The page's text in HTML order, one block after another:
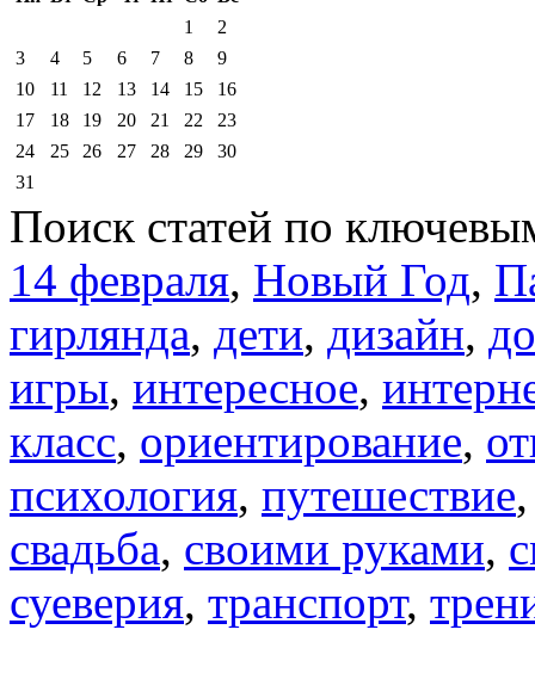
1
2
3
4 5 6 7 8
9
10
11 12 13 14 15
16
17
18 19 20 21 22
23
24
25 26 27 28 29
30
31
Поиск статей по
14 февраля, Новый Год,
гирлянда, дети, дизайн,
игры, интересное,
класс, ориентирование,
психология, путешествие
свадьба, своими руками,
суеверия, транспорт,